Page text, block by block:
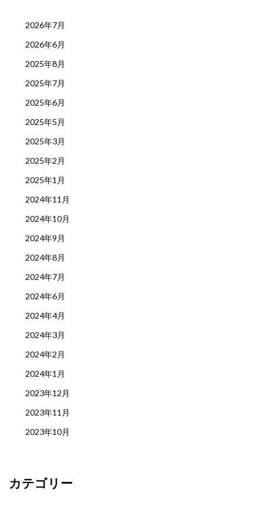
2026年7月
2026年6月
2025年8月
2025年7月
2025年6月
2025年5月
2025年3月
2025年2月
2025年1月
2024年11月
2024年10月
2024年9月
2024年8月
2024年7月
2024年6月
2024年4月
2024年3月
2024年2月
2024年1月
2023年12月
2023年11月
2023年10月
カテゴリー